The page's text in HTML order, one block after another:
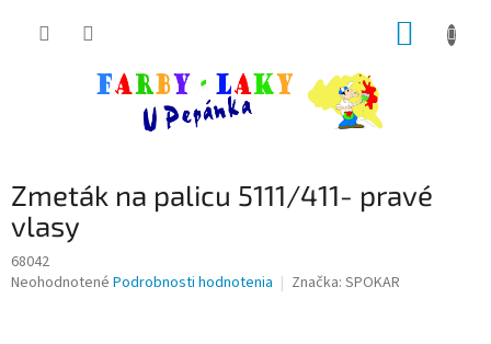
Zmeták na palicu 5111/411- pravé
vlasy
68042
Priemerné
Neohodnotené Podrobnosti hodnotenia Značka: SPOKAR